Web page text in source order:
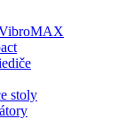
stoly